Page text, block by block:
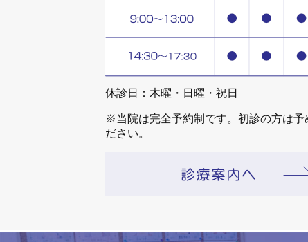
休診日：木曜・日曜・祝日
※当院は完全予約制です。初診の方は予
ださい。